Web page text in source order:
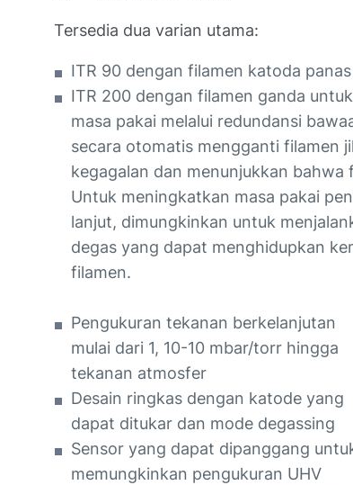
Tersedia dua varian utama:
ITR 90 dengan filamen katoda
ITR 200 dengan filamen ganda
masa pakai melalui redundansi
secara otomatis mengganti filamen
kegagalan dan menunjukkan bahwa
Untuk meningkatkan masa pakai
lanjut, dimungkinkan untuk
degas yang dapat menghidupkan
filamen.
Pengukuran tekanan berkelanjutan
mulai dari 1, 10-10 mbar/torr hingga
tekanan atmosfer
Desain ringkas dengan katode yang
dapat ditukar dan mode degassing
Sensor yang dapat dipanggang
memungkinkan pengukuran UHV